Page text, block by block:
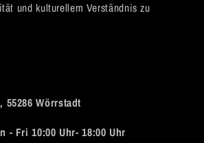
und kulturellem Verständnis zu
55286 Wörrstadt
- Fri 10:00 Uhr- 18:00 Uhr